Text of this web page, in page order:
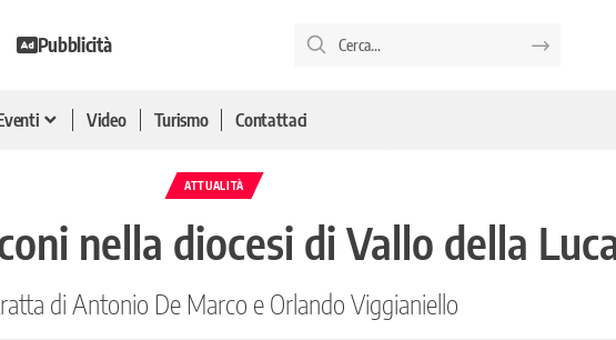
Pubblicità
Video Turismo Contattaci
ATTUALITÀ
nella diocesi di Vallo della
di Antonio De Marco e Orlando Viggianiello